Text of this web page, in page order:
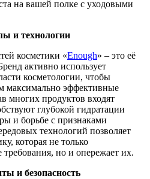
на вашей полке с уходовыми
и технологии
косметики «Enough» – это её
активно использует
косметологии, чтобы
максимально эффективные
многих продуктов входят
глубокой гидратации
и борьбе с признаками
технологий позволяет
которая не только
требования, но и опережает их.
и безопасность